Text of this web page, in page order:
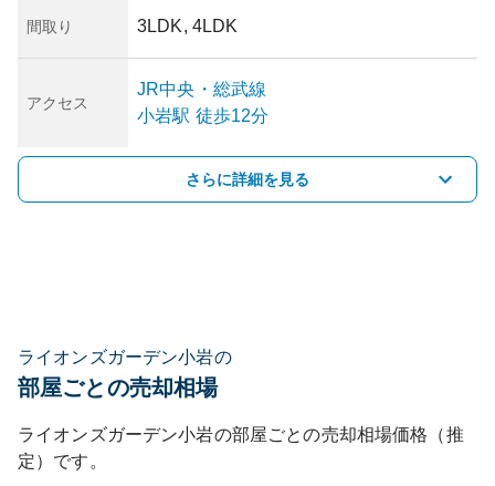
間取り 3LDK, 4LDK
アクセス
JR中央・総武線
小岩駅 徒歩12分
さらに詳細を見る
ライオンズガーデン小岩の
部屋ごとの売却相場
ライオンズガーデン小岩の部屋ごとの売却相場価格（推
定）です。